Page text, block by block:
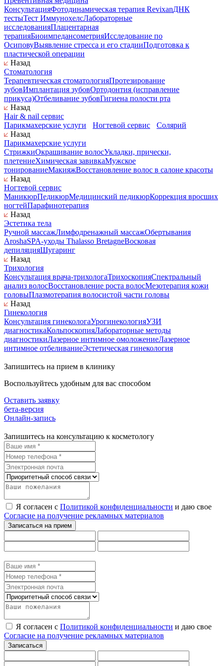
КонсультацияФотодинамическая терапия RevixanДНК
тестыТест ИммунохелсЛабораторные
исследованияПлацентарная
терапияБиоимпедансометрияИсследование по
ОсиповуВыявление стресса и его стадииПодготовка к
пластической операции
Назад
Стоматология
Терапевтическая стоматологияПротезирование
зубовИмплантация зубовОртодонтия (исправление
прикуса)Отбеливание зубовГигиена полости рта
Назад
Hair & nail сервис
Парикмахерские услуги
Ногтевой сервис
Солярий
Назад
Парикмахерские услуги
СтрижкиОкрашивание волосУкладки, прически,
плетениеХимическая завивкаМужское
тонированиеМакияжВосстановление волос в салоне красоты
Назад
Ногтевой сервис
МаникюрПедикюрМедицинский педикюрКоррекция вросших
ногтейПарафинотерапия
Назад
Эстетика тела
Ручной массажЛимфодренажный массажОбертывания
AroshaSPA-уходы Thalasso BretagneВосковая
депиляцияШугаринг
Назад
Трихология
Консультация врача-трихологаТрихоскопияСпектральный
анализ волосВосстановление роста волосМезотерапия кожи
головыПлазмотерапия волосистой части головы
Назад
Гинекология
Консультация гинекологаУрогинекологияУЗИ
диагностикаКольпоскопияЛабораторные методы
диагностикиЛазерное интимное омоложениеЛазерное
интимное отбеливаниеЭстетическая гинекология
Запишитесь на прием в клинику
Воспользуйтесь удобным для вас способом
Оставить заявку
бета-версия
Онлайн-запись
Запишитесь на консультацию к косметологу
Я согласен с Политикой конфиденциальности и даю свое
Согласие на получение рекламных материалов
Я согласен с Политикой конфиденциальности и даю свое
Согласие на получение рекламных материалов